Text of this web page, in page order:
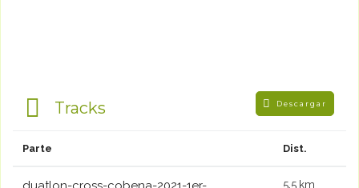
Tracks Descargar
Parte Dist.
5.5 km